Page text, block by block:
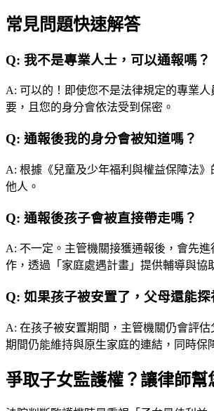
常見問題快速解答
Q: 我不是專業人士，可以通報嗎？
A: 可以的！即使您不是法律規定的專業
要，且您的身分會依法受到保密。
Q: 通報後我的身分會被知道嗎？
A: 根據《兒童及少年福利與權益保障法
他人。
Q: 通報後孩子會被直接帶走嗎？
A: 不一定。主管機關接獲通報後，會先
作，透過「家庭處遇計畫」提供輔導與協
Q: 如果孩子被安置了，父母還能探
A: 在孩子被安置期間，主管機關仍會評
期間仍能維持與原生家庭的連結，同時保
爭取子女監護權？讓律師